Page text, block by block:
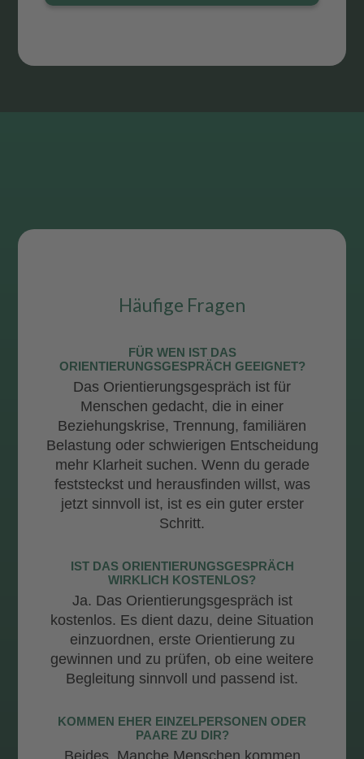
Häufige Fragen
FÜR WEN IST DAS
ORIENTIERUNGSGESPRÄCH GEEIGNET?
Das Orientierungsgespräch ist für
Menschen gedacht, die in einer
Beziehungskrise, Trennung, familiären
Belastung oder schwierigen Entscheidung
mehr Klarheit suchen. Wenn du gerade
feststeckst und herausfinden willst, was
jetzt sinnvoll ist, ist es ein guter erster
Schritt.
IST DAS ORIENTIERUNGSGESPRÄCH
WIRKLICH KOSTENLOS?
Ja. Das Orientierungsgespräch ist
kostenlos. Es dient dazu, deine Situation
einzuordnen, erste Orientierung zu
gewinnen und zu prüfen, ob eine weitere
Begleitung sinnvoll und passend ist.
KOMMEN EHER EINZELPERSONEN ODER
PAARE ZU DIR?
Beides. Manche Menschen kommen